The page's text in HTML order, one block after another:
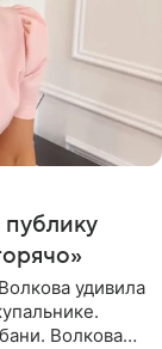
удивила
Волкова